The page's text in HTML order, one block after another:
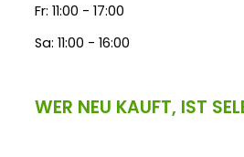
Fr: 11:00 - 17:00
Sa: 11:00 - 16:00
WER NEU KAUFT, IST